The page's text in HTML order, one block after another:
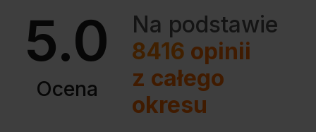
5.0
Ocena
Na podstawie
8416 opinii
z całego
okresu